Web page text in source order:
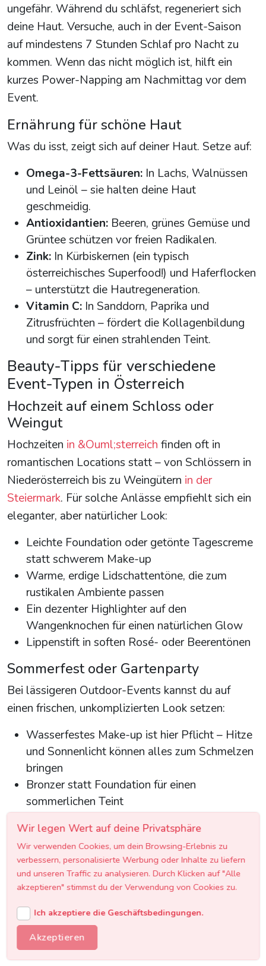
ungefähr. Während du schläfst, regeneriert sich
deine Haut. Versuche, auch in der Event-Saison
auf mindestens 7 Stunden Schlaf pro Nacht zu
kommen. Wenn das nicht möglich ist, hilft ein
kurzes Power-Napping am Nachmittag vor dem
Event.
Ernährung für schöne Haut
Was du isst, zeigt sich auf deiner Haut. Setze auf:
Omega-3-Fettsäuren: In Lachs, Walnüssen
und Leinöl – sie halten deine Haut
geschmeidig.
Antioxidantien: Beeren, grünes Gemüse und
Grüntee schützen vor freien Radikalen.
Zink: In Kürbiskernen (ein typisch
österreichisches Superfood!) und Haferflocken
– unterstützt die Hautregeneration.
Vitamin C: In Sanddorn, Paprika und
Zitrusfrüchten – fördert die Kollagenbildung
und sorgt für einen strahlenden Teint.
Beauty-Tipps für verschiedene
Event-Typen in Österreich
Hochzeit auf einem Schloss oder
Weingut
Hochzeiten in &Ouml;sterreich finden oft in
romantischen Locations statt – von Schlössern in
Niederösterreich bis zu Weingütern in der
Steiermark. Für solche Anlässe empfiehlt sich ein
eleganter, aber natürlicher Look:
Leichte Foundation oder getönte Tagescreme
statt schwerem Make-up
Warme, erdige Lidschattentöne, die zum
rustikalen Ambiente passen
Ein dezenter Highlighter auf den
Wangenknochen für einen natürlichen Glow
Lippenstift in soften Rosé- oder Beerentönen
Sommerfest oder Gartenparty
Bei lässigeren Outdoor-Events kannst du auf
einen frischen, unkomplizierten Look setzen:
Wasserfestes Make-up ist hier Pflicht – Hitze
und Sonnenlicht können alles zum Schmelzen
bringen
Bronzer statt Foundation für einen
sommerlichen Teint
für einen weicheren Look
Lippenöl oder getönte Lippenpflege für
natürliche Frische
Elegante Abendgala oder Firmenfeier
Für formelle Anlässe in Österreich – ob
Opernball-Nachfeier oder Firmen-Weihnachtsfeier
– darf es glamouröser sein:
Wir legen Wert auf deine Privatsphäre
Wir verwenden Cookies, um dein Browsing-Erlebnis zu
verbessern, personalisierte Werbung oder Inhalte zu liefern
und unseren Traffic zu analysieren. Durch Klicken auf "Alle
akzeptieren" stimmst du der Verwendung von Cookies zu.
Ich akzeptiere die Geschäftsbedingungen.
Akzeptieren